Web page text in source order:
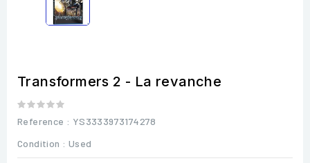
Transformers 2 - La revanche
Reference : YS3333973174278
Condition : Used